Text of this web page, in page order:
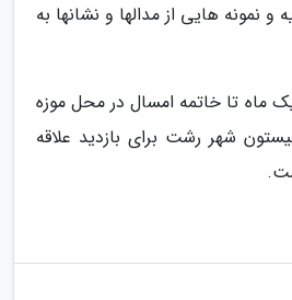
و نمونه هایی از مدالها و نشانها به
ماه تا خاتمه امسال در محل موزه
شهر رشت برای بازدید علاقه